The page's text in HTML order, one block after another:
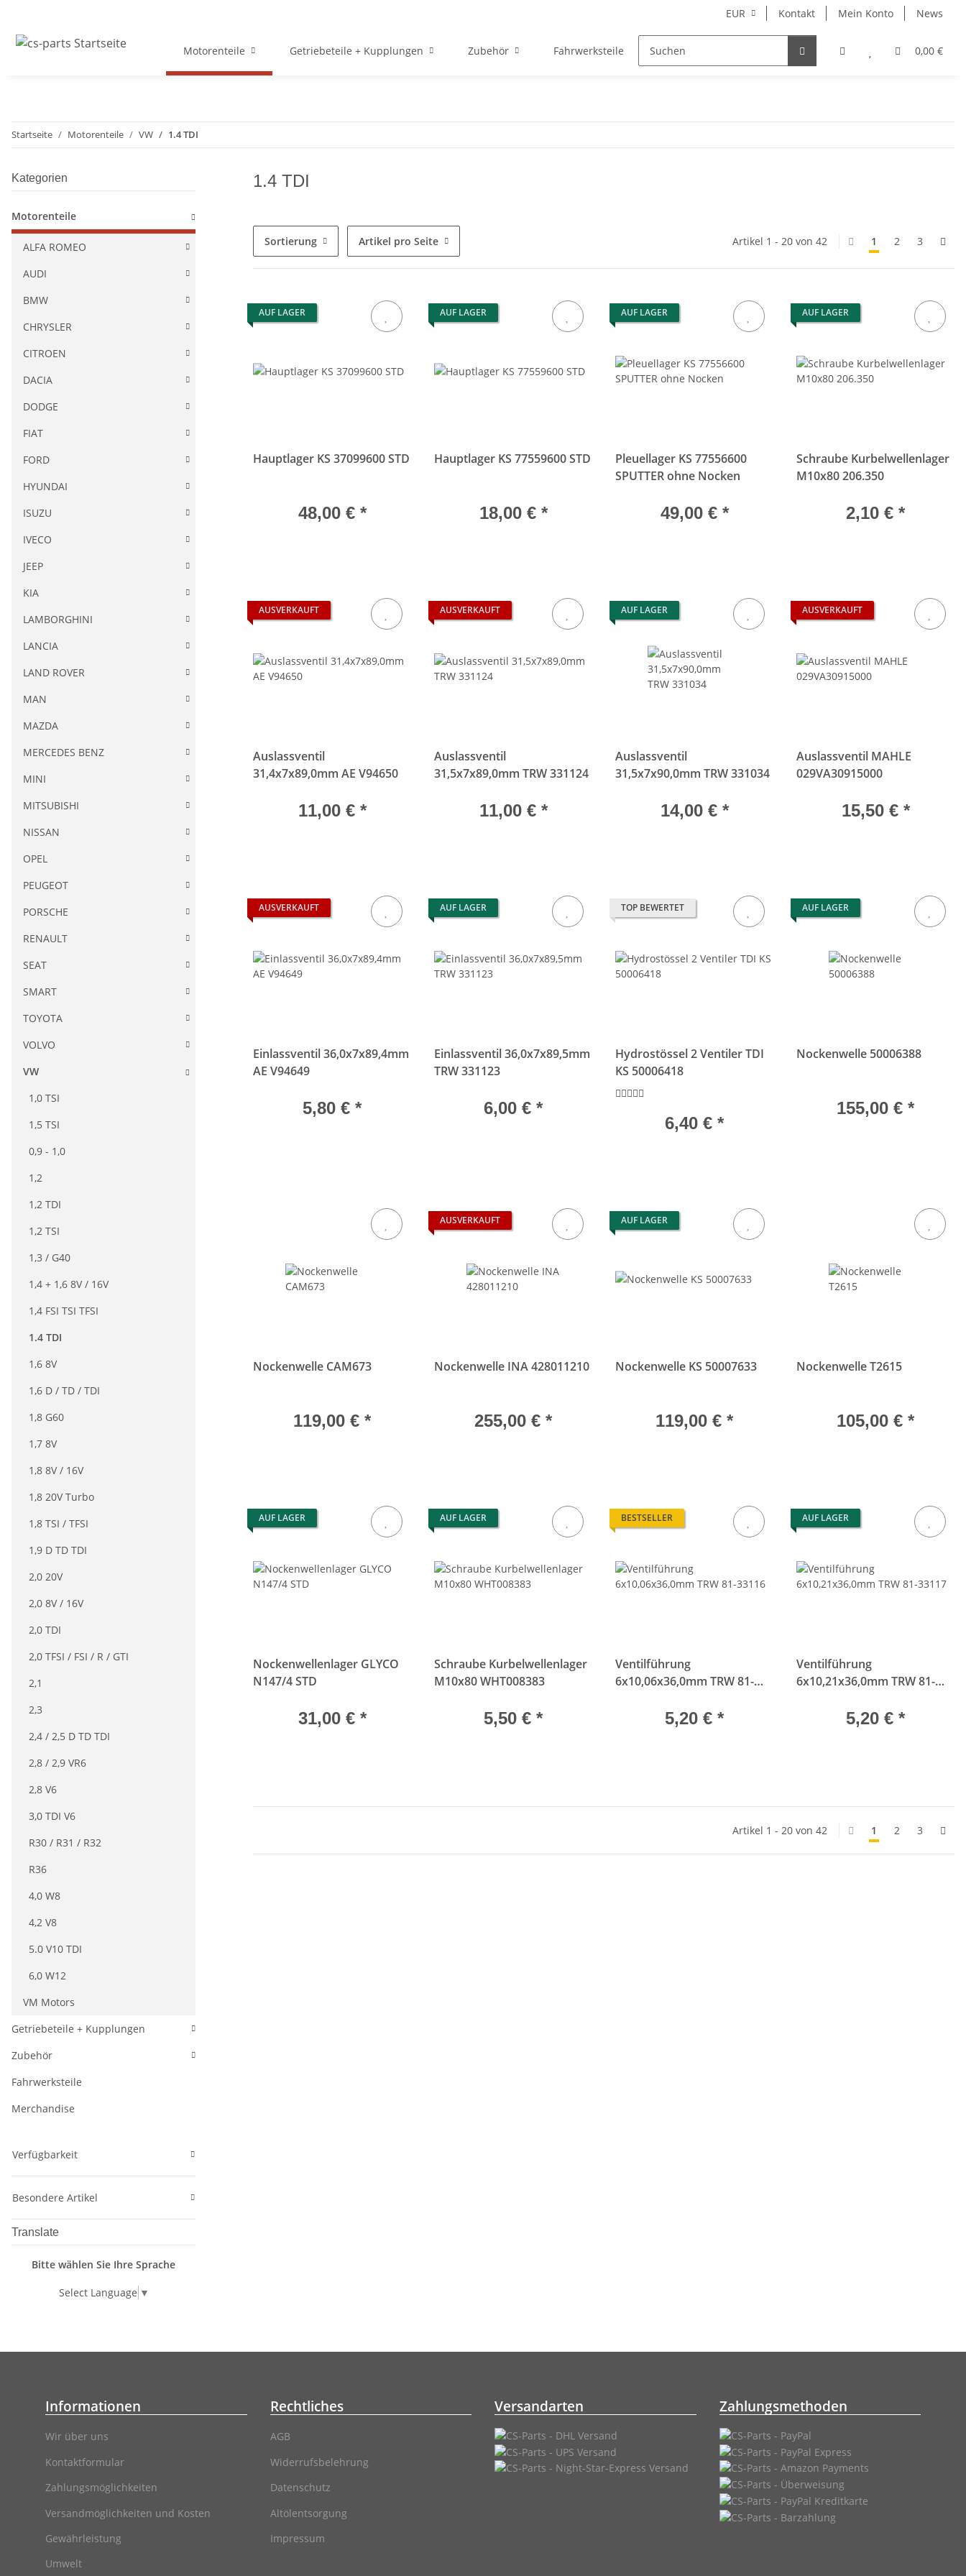
EUR Kontakt Mein Konto News
0,00 €
Motorenteile Getriebeteile + Kupplungen Zubehör Fahrwerksteile Merchandise
Startseite Motorenteile VW 1.4 TDI
1.4 TDI
Sortierung Artikel pro Seite Artikel 1 - 20 von 42 1 2 3
AUF LAGER
Hauptlager KS 37099600 STD
48,00 € *
AUF LAGER
Hauptlager KS 77559600 STD
18,00 € *
AUF LAGER
Pleuellager KS 77556600
SPUTTER ohne Nocken
49,00 € *
AUF LAGER
Schraube Kurbelwellenlager
M10x80 206.350
2,10 € *
AUSVERKAUFT
Auslassventil
31,4x7x89,0mm AE V94650
11,00 € *
AUSVERKAUFT
Auslassventil
31,5x7x89,0mm TRW 331124
11,00 € *
AUF LAGER
Auslassventil
31,5x7x90,0mm TRW 331034
14,00 € *
AUSVERKAUFT
Auslassventil MAHLE
029VA30915000
15,50 € *
AUSVERKAUFT
Einlassventil 36,0x7x89,4mm
AE V94649
5,80 € *
AUF LAGER
Einlassventil 36,0x7x89,5mm
TRW 331123
6,00 € *
TOP BEWERTET
Hydrostössel 2 Ventiler TDI
KS 50006418
6,40 € *
AUF LAGER
Nockenwelle 50006388
155,00 € *
Nockenwelle CAM673
119,00 € *
AUSVERKAUFT
Nockenwelle INA 428011210
255,00 € *
AUF LAGER
Nockenwelle KS 50007633
119,00 € *
Nockenwelle T2615
105,00 € *
AUF LAGER
Nockenwellenlager GLYCO
N147/4 STD
31,00 € *
AUF LAGER
Schraube Kurbelwellenlager
M10x80 WHT008383
5,50 € *
BESTSELLER
Ventilführung
6x10,06x36,0mm TRW 81-
5,20 € *
AUF LAGER
Ventilführung
6x10,21x36,0mm TRW 81-
5,20 € *
Artikel 1 - 20 von 42 1 2 3
Kategorien
Motorenteile
ALFA ROMEO
AUDI
BMW
CHRYSLER
CITROEN
DACIA
DODGE
FIAT
FORD
HYUNDAI
ISUZU
IVECO
JEEP
KIA
LAMBORGHINI
LANCIA
LAND ROVER
MAN
MAZDA
MERCEDES BENZ
MINI
MITSUBISHI
NISSAN
OPEL
PEUGEOT
PORSCHE
RENAULT
SEAT
SMART
TOYOTA
VOLVO
VW
1,0 TSI
1,5 TSI
0,9 - 1,0
1,2
1,2 TDI
1,2 TSI
1,3 / G40
1,4 + 1,6 8V / 16V
1,4 FSI TSI TFSI
1.4 TDI
1,6 8V
1,6 D / TD / TDI
1,8 G60
1,7 8V
1,8 8V / 16V
1,8 20V Turbo
1,8 TSI / TFSI
1,9 D TD TDI
2,0 20V
2,0 8V / 16V
2,0 TDI
2,0 TFSI / FSI / R / GTI
2,1
2,3
2,4 / 2,5 D TD TDI
2,8 / 2,9 VR6
2,8 V6
3,0 TDI V6
R30 / R31 / R32
R36
4,0 W8
4,2 V8
5.0 V10 TDI
6,0 W12
VM Motors
Getriebeteile + Kupplungen
Zubehör
Fahrwerksteile
Merchandise
Verfügbarkeit
Besondere Artikel
Translate
Bitte wählen Sie Ihre Sprache
Select Language ▼
Informationen
Wir über uns
Kontaktformular
Zahlungsmöglichkeiten
Versandmöglichkeiten und Kosten
Gewährleistung
Umwelt
Rechtliches
AGB
Widerrufsbelehrung
Datenschutz
Altölentsorgung
Impressum
Versandarten Zahlungsmethoden